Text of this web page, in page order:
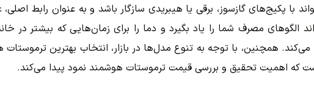
با پکیج‌های گازسوز، برقی یا هیبریدی سازگار باشد و به عنوان رابط اصلی،
الگوهای مصرف شما را یاد بگیرد و دما را برای زمان‌هایی که بیشتر در
می‌کند. همچنین، با توجه به تنوع مدل‌ها در بازار، انتخاب بهترین
که اهمیت تحقیق و بررسی قیمت ترموستات هوشمند نمود پیدا می‌کند.